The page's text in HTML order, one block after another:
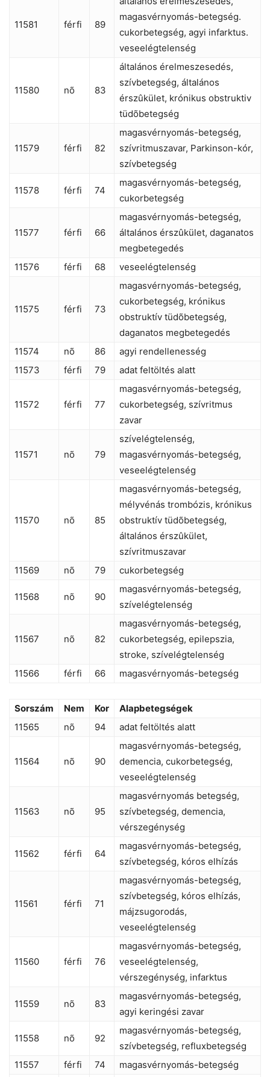
11581 férfi 89
magasvérnyomás-betegség.
cukorbetegség, agyi infarktus.
veseelégtelenség
11580 nõ 83
általános érelmeszesedés,
szívbetegség, általános
érszûkület, krónikus obstruktiv
tüdõbetegség
11579 férfi 82
magasvérnyomás-betegség,
szívritmuszavar, Parkinson-kór,
szívbetegség
11578 férfi 74
magasvérnyomás-betegség,
cukorbetegség
11577 férfi 66
magasvérnyomás-betegség,
általános érszûkület, daganatos
megbetegedés
11576
férfi 68 veseelégtelenség
11575 férfi 73
magasvérnyomás-betegség,
cukorbetegség, krónikus
obstruktív tüdõbetegség,
daganatos megbetegedés
11574
nõ 86
agyi rendellenesség
11573
férfi 79 adat feltöltés alatt
11572 férfi 77
magasvérnyomás-betegség,
cukorbetegség, szívritmus
zavar
11571 nõ 79
szívelégtelenség,
magasvérnyomás-betegség,
veseelégtelenség
11570 nõ 85
magasvérnyomás-betegség,
mélyvénás trombózis, krónikus
obstruktív tüdõbetegség,
általános érszûkület,
szívritmuszavar
11569
nõ 79 cukorbetegség
11568 nõ 90
magasvérnyomás-betegség,
szívelégtelenség
11567 nõ 82
magasvérnyomás-betegség,
cukorbetegség, epilepszia,
stroke, szívelégtelenség
11566
férfi 66 magasvérnyomás-betegség
Sorszám Nem Kor
Alapbetegségek
11565
nõ 94 adat feltöltés alatt
11564 nõ 90
magasvérnyomás-betegség,
demencia, cukorbetegség,
veseelégtelenség
11563 nõ 95
magasvérnyomás betegség,
szívbetegség, demencia,
vérszegénység
11562 férfi 64
magasvérnyomás-betegség,
szívbetegség, kóros elhízás
11561 férfi 71
magasvérnyomás-betegség,
szívbetegség, kóros elhízás,
májzsugorodás,
veseelégtelenség
11560 férfi 76
magasvérnyomás-betegség,
veseelégtelenség,
vérszegénység, infarktus
11559 nõ 83
magasvérnyomás-betegség,
agyi keringési zavar
11558 nõ 92
magasvérnyomás-betegség,
szívbetegség, refluxbetegség
11557
férfi 74 magasvérnyomás-betegség